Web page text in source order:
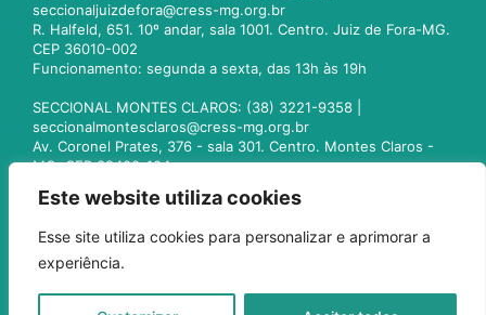
Este website utiliza cookies
Esse site utiliza cookies para personalizar e aprimorar a
experiência.
seccionaljuizdefora@cress-mg.org.br
R. Halfeld, 651. 10º andar, sala 1001. Centro. Juiz de Fora-MG.
CEP 36010-002
Funcionamento: segunda a sexta, das 13h às 19h
SECCIONAL MONTES CLAROS: (38) 3221-9358 |
seccionalmontesclaros@cress-mg.org.br
Av. Coronel Prates, 376 - sala 301. Centro. Montes Claros -
MG. CEP 39400-104
seccionaluberlandia@cress-mg.org.br
Av. Afonso Pena, 547 - sala 101. Uberlândia - MG. CEP